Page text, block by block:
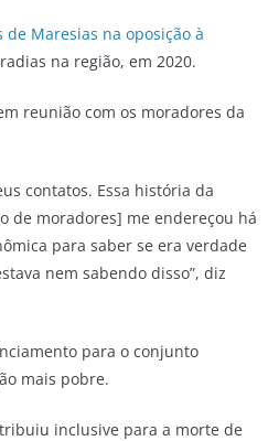
Maresias na oposição à
na região, em 2020.
reunião com os moradores da
contatos. Essa história da
de moradores] me endereçou há
para saber se era verdade
nem sabendo disso”, diz
para o conjunto
mais pobre.
inclusive para a morte de